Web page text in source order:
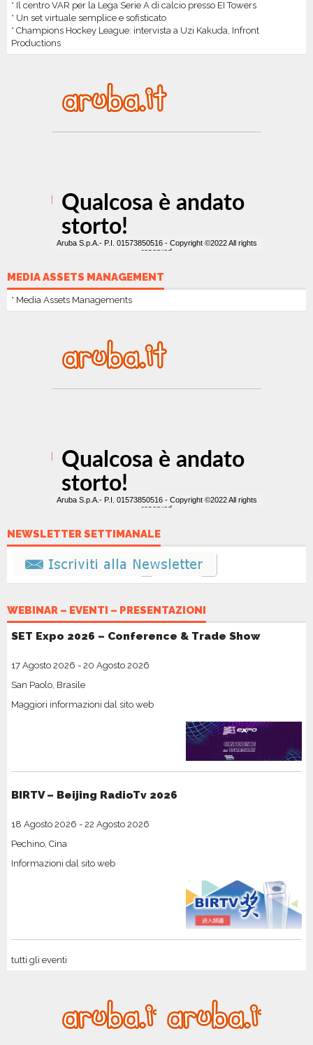
* Il centro VAR per la Lega Serie A di calcio presso EI Towers
* Un set virtuale semplice e sofisticato
* Champions Hockey League: intervista a Uzi Kakuda, Infront
Productions
MEDIA ASSETS MANAGEMENT
* Media Assets Managements
NEWSLETTER SETTIMANALE
WEBINAR – EVENTI – PRESENTAZIONI
SET Expo 2026 – Conference & Trade Show
17 Agosto 2026 - 20 Agosto 2026
San Paolo, Brasile
Maggiori informazioni dal sito web
BIRTV – Beijing RadioTv 2026
18 Agosto 2026 - 22 Agosto 2026
Pechino, Cina
Informazioni dal sito web
tutti gli eventi